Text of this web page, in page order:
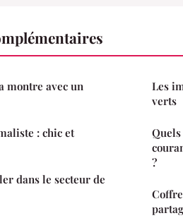
montre avec un
: chic et
dans le secteur de
Les
verts
?